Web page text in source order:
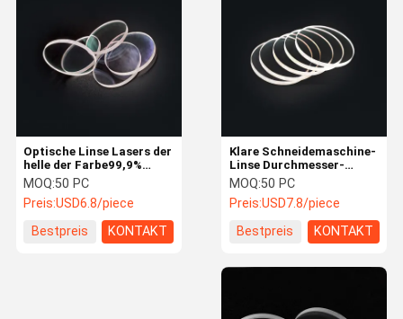
Klare Schneidemaschine-
Linse Durchmesser-
20mm 3mm 5mm Laser-
3000W
MOQ:50 PC
Preis:USD7.8/piece
Bestpreis
KONTAKT
Optische Linse Lasers der
helle der Farbe99,9%
hohen Beförderungs-
20*2mm
MOQ:50 PC
Preis:USD6.8/piece
Bestpreis
KONTAKT